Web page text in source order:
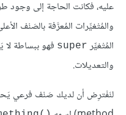
المُتْغيِّر super فهو ببساطة
والتعديلات.